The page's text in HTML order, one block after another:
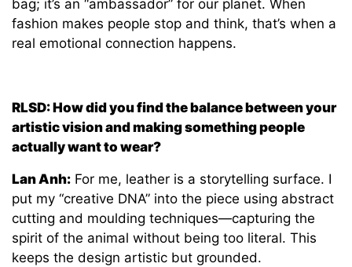
bag; it’s an “ambassador” for our planet. When
fashion makes people stop and think, that’s when a
real emotional connection happens.
RLSD: How did you find the balance between your
artistic vision and making something people
actually want to wear?
Lan Anh: For me, leather is a storytelling surface. I
put my “creative DNA” into the piece using abstract
cutting and moulding techniques—capturing the
spirit of the animal without being too literal. This
keeps the design artistic but grounded.